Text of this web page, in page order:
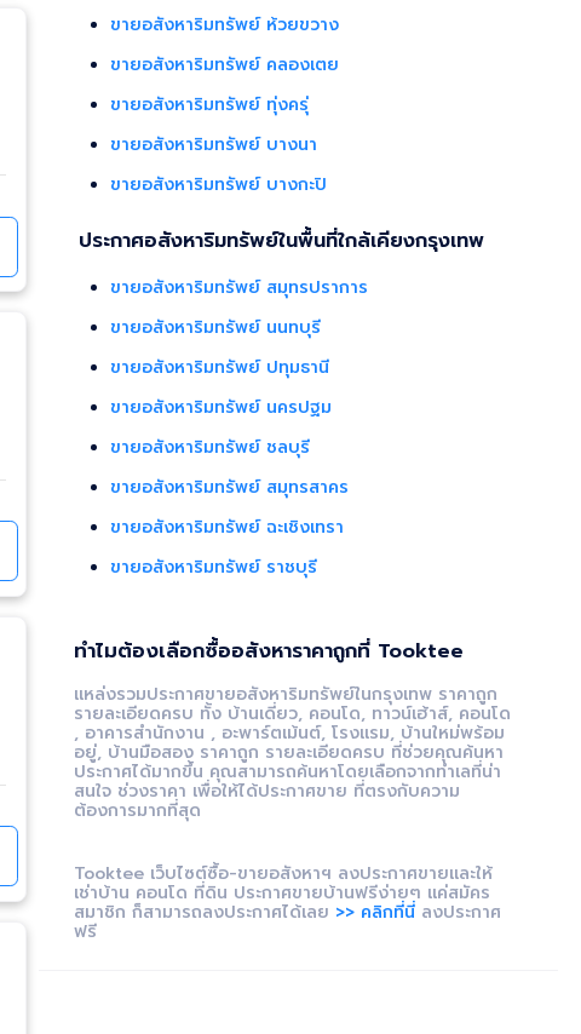
ขายอสังหาริมทรัพย์ ห้วยขวาง
ขายอสังหาริมทรัพย์ คลองเตย
ขายอสังหาริมทรัพย์ ทุ่งครุ่
ขายอสังหาริมทรัพย์ บางนา
ขายอสังหาริมทรัพย์ บางกะปิ
ประกาศอสังหาริมทรัพย์ในพื้นที่ใกล้เคียงกรุงเทพ
ขายอสังหาริมทรัพย์ สมุทรปราการ
ขายอสังหาริมทรัพย์ นนทบุรี
ขายอสังหาริมทรัพย์ ปทุมธานี
ขายอสังหาริมทรัพย์ นครปฐม
ขายอสังหาริมทรัพย์ ชลบุรี
ขายอสังหาริมทรัพย์ สมุทรสาคร
ขายอสังหาริมทรัพย์ ฉะเชิงเทรา
ขายอสังหาริมทรัพย์ ราชบุรี
ทำไมต้องเลือกซื้ออสังหาราคาถูกที่ Tooktee
แหล่งรวมประกาศขายอสังหาริมทรัพย์ในกรุงเทพ ราคาถูก
รายละเอียดครบ ทั้ง บ้านเดี่ยว, คอนโด, ทาวน์เฮ้าส์, คอนโด
, อาคารสำนักงาน , อะพาร์ตเม้นต์, โรงแรม, บ้านใหม่พร้อม
อยู่, บ้านมือสอง ราคาถูก รายละเอียดครบ ที่ช่วยคุณค้นหา
ประกาศได้มากขึ้น คุณสามารถค้นหาโดยเลือกจากทำเลที่น่า
สนใจ ช่วงราคา เพื่อให้ได้ประกาศขาย ที่ตรงกับความ
ต้องการมากที่สุด
Tooktee เว็บไซต์ซื้อ-ขายอสังหาฯ ลงประกาศขายและให้
เช่าบ้าน คอนโด ที่ดิน ประกาศขายบ้านฟรีง่ายๆ แค่สมัคร
สมาชิก ก็สามารถลงประกาศได้เลย >> คลิกที่นี่ ลงประกาศ
ฟรี